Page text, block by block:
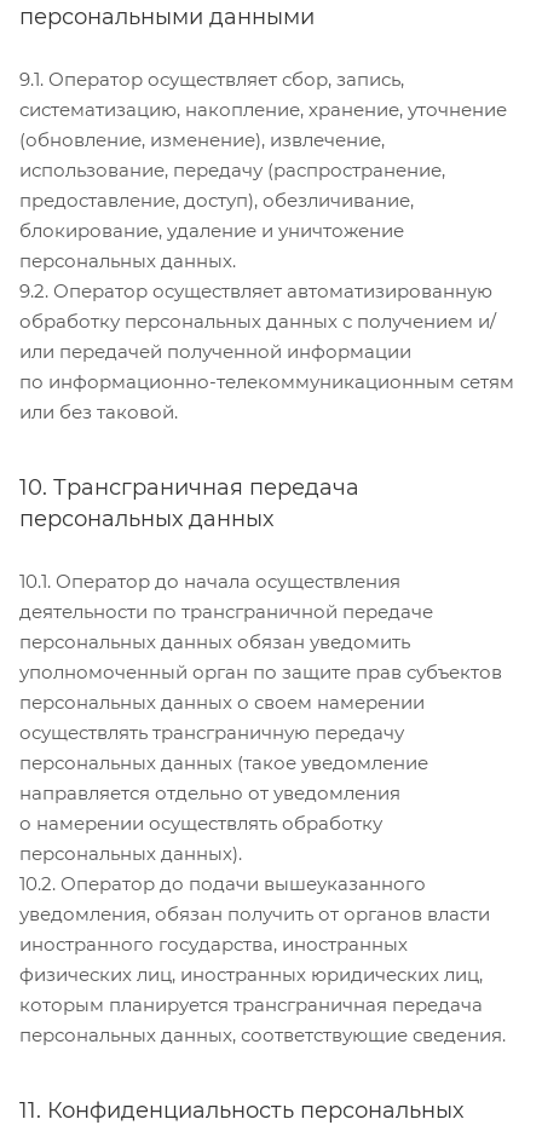
персональными данными
9.1. Оператор осуществляет сбор, запись,
систематизацию, накопление, хранение, уточнение
(обновление, изменение), извлечение,
использование, передачу (распространение,
предоставление, доступ), обезличивание,
блокирование, удаление и уничтожение
персональных данных.
9.2. Оператор осуществляет автоматизированную
обработку персональных данных с получением и/
или передачей полученной информации
по информационно-телекоммуникационным сетям
или без таковой.
10. Трансграничная передача
персональных данных
10.1. Оператор до начала осуществления
деятельности по трансграничной передаче
персональных данных обязан уведомить
уполномоченный орган по защите прав субъектов
персональных данных о своем намерении
осуществлять трансграничную передачу
персональных данных (такое уведомление
направляется отдельно от уведомления
о намерении осуществлять обработку
персональных данных).
10.2. Оператор до подачи вышеуказанного
уведомления, обязан получить от органов власти
иностранного государства, иностранных
физических лиц, иностранных юридических лиц,
которым планируется трансграничная передача
персональных данных, соответствующие сведения.
11. Конфиденциальность персональных